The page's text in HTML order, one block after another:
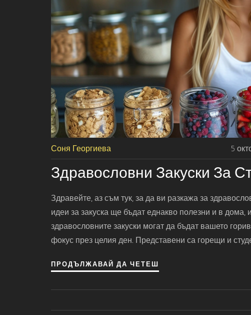
Соня Георгиева 5
Здравословни Закуски За
Здравейте, аз съм тук, за да ви разкажа за
идеи за закуска ще бъдат еднакво полезни и в
здравословните закуски могат да бъдат вашето
фокус през целия ден. Представени са горещи и
ПРОДЪЛЖАВАЙ ДА ЧЕТЕШ